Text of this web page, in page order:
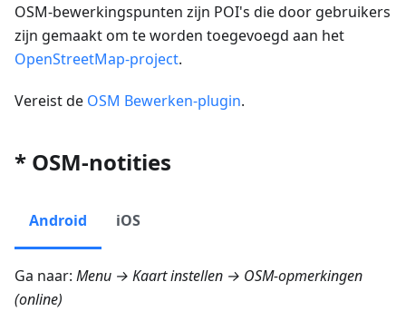
OSM-bewerkingspunten zijn POI's die door gebruikers
zijn gemaakt om te worden toegevoegd aan het
OpenStreetMap-project.
Vereist de OSM Bewerken-plugin.
* OSM-notities
Android iOS
Ga naar: Menu → Kaart instellen → OSM-opmerkingen
(online)